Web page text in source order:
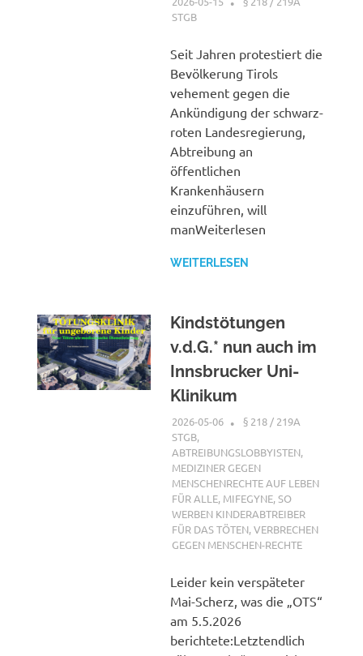
STGB
Seit Jahren protestiert die
Bevölkerung Tirols
vehement gegen die
Ankündigung der schwarz-
roten Landesregierung,
Abtreibung an
öffentlichen
Krankenhäusern
einzuführen, will
manWeiterlesen
WEITERLESEN
Kindstötungen
v.d.G.* nun auch im
Innsbrucker Uni-
Klinikum
2026-05-06 XX
§ 218 / 219A
STGB,
ABTREIBUNGSLOBBYISTEN,
MEDIZINER GEGEN
MENSCHENRECHTE AUF LEBEN
FÜR ALLE, MIFEGYNE,SO
WERBEN KINDERABTREIBER
FÜR DAS TÖTEN,VERBRECHEN
GEGEN MENSCHEN-RECHTE
Leider kein verspäteter
Mai-Scherz, was die „OTS“
am 5.5.2026
berichtete:Letztendlich